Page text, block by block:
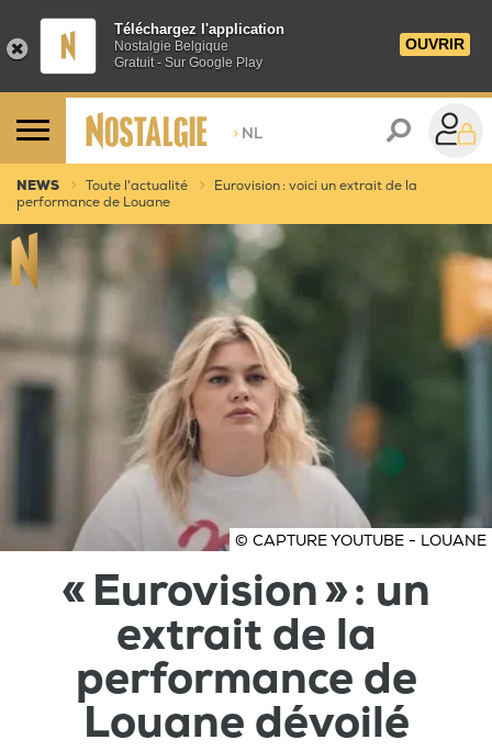
Téléchargez l'application
Nostalgie Belgique
Gratuit - Sur Google Play
OUVRIR
> NL
NEWS Toute l'actualité
Eurovision : voici un extrait de la
performance de Louane
© CAPTURE YOUTUBE - LOUANE
« Eurovision » : un
extrait de la
performance de
Louane dévoilé